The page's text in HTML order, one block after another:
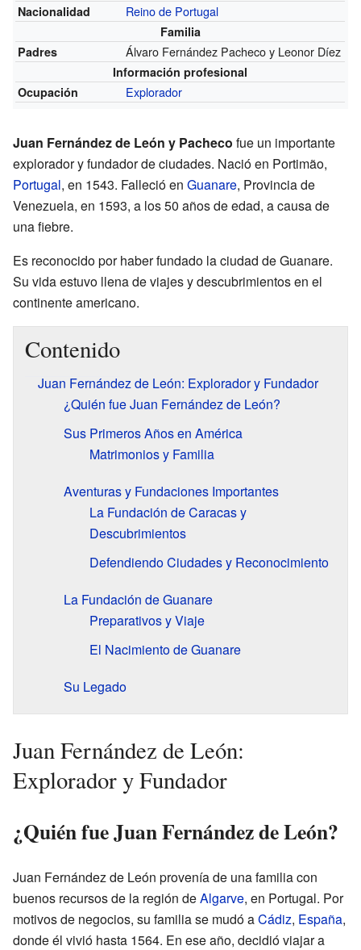
Nacionalidad Reino de Portugal
Familia
Padres
Álvaro Fernández Pacheco y Leonor Díez
Información profesional
Ocupación
Explorador
Juan Fernández de León y Pacheco fue un importante
explorador y fundador de ciudades. Nació en Portimão,
Portugal, en 1543. Falleció en Guanare, Provincia de
Venezuela, en 1593, a los 50 años de edad, a causa de
una fiebre.
Es reconocido por haber fundado la ciudad de Guanare.
Su vida estuvo llena de viajes y descubrimientos en el
continente americano.
Contenido
Juan Fernández de León: Explorador y Fundador
¿Quién fue Juan Fernández de León?
Sus Primeros Años en América
Matrimonios y Familia
Aventuras y Fundaciones Importantes
La Fundación de Caracas y
Descubrimientos
Defendiendo Ciudades y Reconocimiento
La Fundación de Guanare
Preparativos y Viaje
El Nacimiento de Guanare
Su Legado
Juan Fernández de León:
Explorador y Fundador
¿Quién fue Juan Fernández de León?
Juan Fernández de León provenía de una familia con
buenos recursos de la región deAlgarve, en Portugal. Por
motivos de negocios, su familia se mudó aCádiz, España,
donde él vivió hasta 1564. En ese año, decidió viajar a